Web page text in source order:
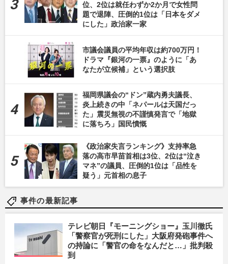
位、2位は就任わずか2か月で女性問
題で退陣、圧倒的1位は「日本をダメ
にした」政治家一家
市議会議員の平均年収は約700万円！
ドラマ『銀河の一票』のように「あ
なたが立候補」という選択肢
福岡県議会の“ドン”蔵内勇夫議長、
炎上続きの中「ネパールは天国だっ
た」震災無視の不謹慎発言で「地獄
に落ちろ」国民憤慨
《政治家失言ランキング》支持率急
落の高市早苗首相は3位、2位は“泣き
マネ”の議員、圧倒的1位は「品性を
疑う」元首相の息子
事件の最新記事
テレビ朝日『モーニングショー』玉川徹氏
「警察官が死刑にした」大阪府発砲事件へ
の持論に「警官の命をなんだと…」批判殺
到